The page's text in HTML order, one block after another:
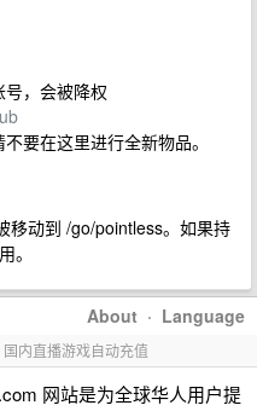
，会被降权
要在这里进行全新物品。
移动到 /go/pointless。如果持
。
About · Language
内直播游戏自动充值
网站是为全球华人用户提